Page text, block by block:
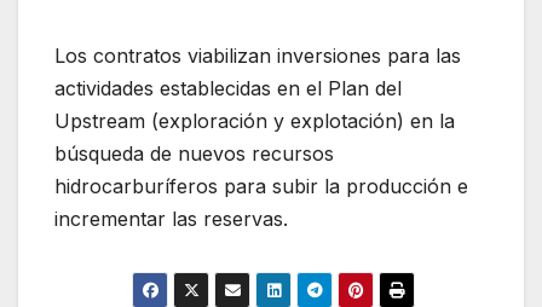
Los contratos viabilizan inversiones para las
actividades establecidas en el Plan del
Upstream (exploración y explotación) en la
búsqueda de nuevos recursos
hidrocarburíferos para subir la producción e
incrementar las reservas.